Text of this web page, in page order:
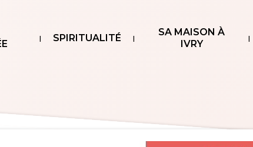
SPIRITUALITÉ
SA MAISON À
IVRY